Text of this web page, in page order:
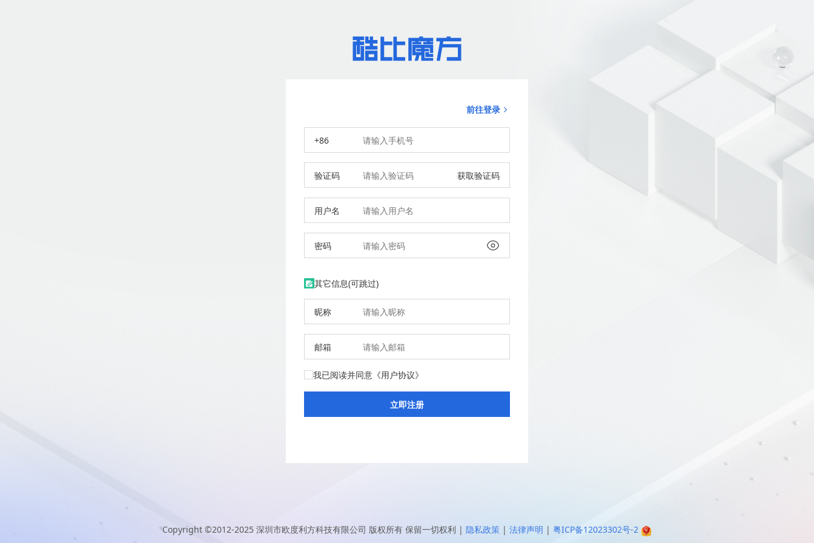
前往登录
+86
验证码 获取验证码
用户名
密码
其它信息(可跳过)
昵称
邮箱
我已阅读并同意 《用户协议》
Copyright ©2012-2025 深圳市欧度利方科技有限公司 版权所有 保留一切权利 | 隐私政策 | 法律声明 | 粤ICP备12023302号-2